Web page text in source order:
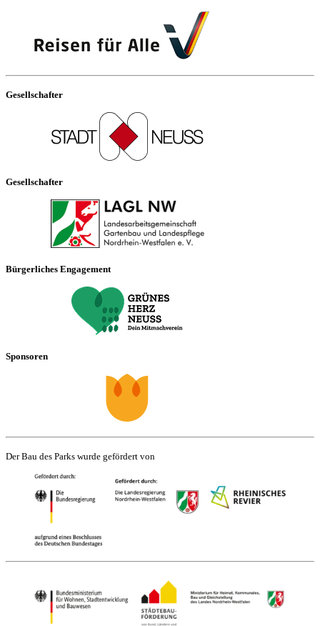
Gesellschafter
Gesellschafter
Bürgerliches Engagement
Sponsoren
Der Bau des Parks wurde gefördert von